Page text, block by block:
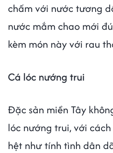
chấm với nước tương
nước mắm chao mới
kèm món này với rau
Cá lóc nướng trui
Đặc sản miền Tây
lóc nướng trui, với
hệt như tính tình dân